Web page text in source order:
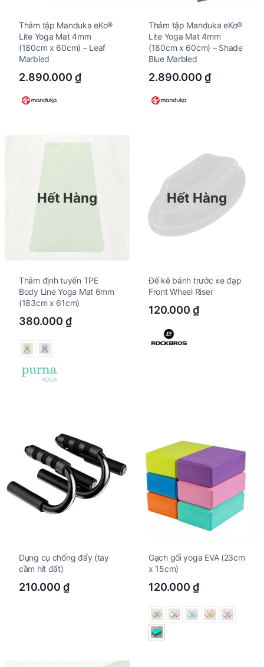
Thảm tập Manduka eKo®
Lite Yoga Mat 4mm
(180cm x 60cm) – Leaf
Marbled
2.890.000 ₫
Thảm tập Manduka eKo®
Lite Yoga Mat 4mm
(180cm x 60cm) – Shade
Blue Marbled
2.890.000 ₫
Hết Hàng
Thảm định tuyến TPE
Body Line Yoga Mat 6mm
(183cm x 61cm)
380.000 ₫
Hết Hàng
Đế kê bánh trước xe đạp
Front Wheel Riser
120.000 ₫
Dụng cụ chống đẩy (tay
cầm hít đất)
210.000 ₫
Gạch gối yoga EVA (23cm
x 15cm)
120.000 ₫